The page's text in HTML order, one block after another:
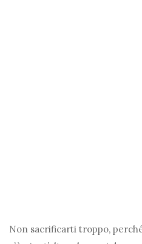
Non sacrificarti troppo,